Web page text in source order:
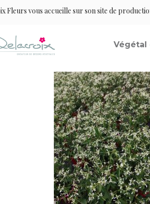
Fleurs vous accueille sur son site de
Végétal